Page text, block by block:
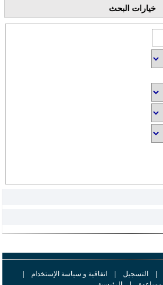
خيارات البحث
التسجيل اتفاقية و سياسة الإستخدام